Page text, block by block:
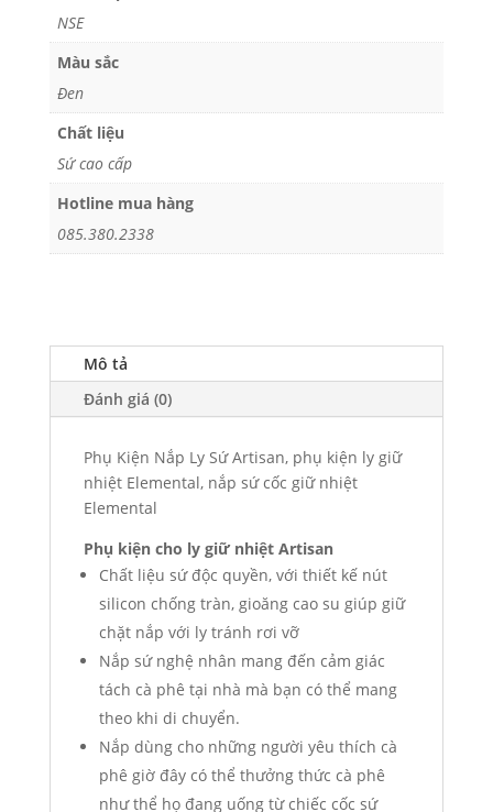
lượng
NSE
Màu sắc
Đen
Chất liệu
Sứ cao cấp
Hotline mua hàng
085.380.2338
Mô tả
Đánh giá (0)
Phụ Kiện Nắp Ly Sứ Artisan, phụ kiện ly giữ
nhiệt Elemental, nắp sứ cốc giữ nhiệt
Elemental
Phụ kiện cho ly giữ nhiệt Artisan
Chất liệu sứ độc quyền, với thiết kế nút
silicon chống tràn, gioăng cao su giúp giữ
chặt nắp với ly tránh rơi vỡ
Nắp sứ nghệ nhân mang đến cảm giác
tách cà phê tại nhà mà bạn có thể mang
theo khi di chuyển.
Nắp dùng cho những người yêu thích cà
phê giờ đây có thể thưởng thức cà phê
như thể họ đang uống từ chiếc cốc sứ